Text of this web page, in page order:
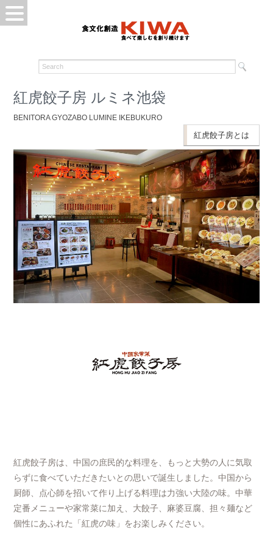
紅虎餃子房 ルミネ池袋
BENITORA GYOZABO LUMINE IKEBUKURO
紅虎餃子房とは
紅虎餃子房は、中国の庶民的な料理を、もっと大勢の人に気取
らずに食べていただきたいとの思いで誕生しました。中国から
厨師、点心師を招いて作り上げる料理は力強い大陸の味。中華
定番メニューや家常菜に加え、大餃子、麻婆豆腐、担々麺など
個性にあふれた「紅虎の味」をお楽しみください。